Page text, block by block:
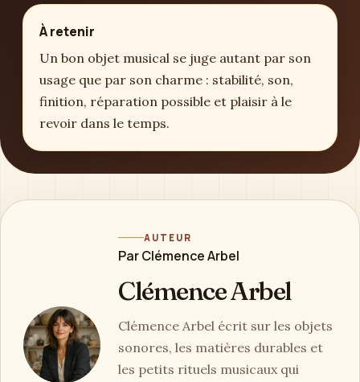
À retenir
Un bon objet musical se juge autant par son
usage que par son charme : stabilité, son,
finition, réparation possible et plaisir à le
revoir dans le temps.
AUTEUR
Par Clémence Arbel
Clémence Arbel
Clémence Arbel écrit sur les objets
sonores, les matières durables et
les petits rituels musicaux qui